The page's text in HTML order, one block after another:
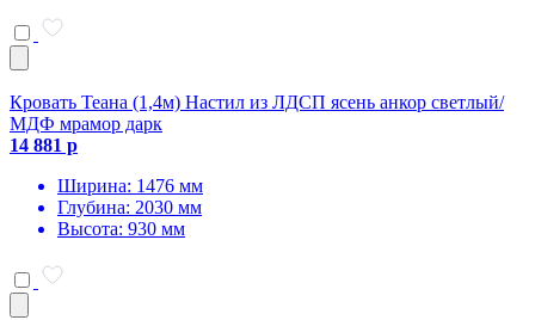
Кровать Теана (1,4м) Настил из ЛДСП ясень анкор светлый/
МДФ мрамор дарк
14 881 р
Ширина: 1476 мм
Глубина: 2030 мм
Высота: 930 мм